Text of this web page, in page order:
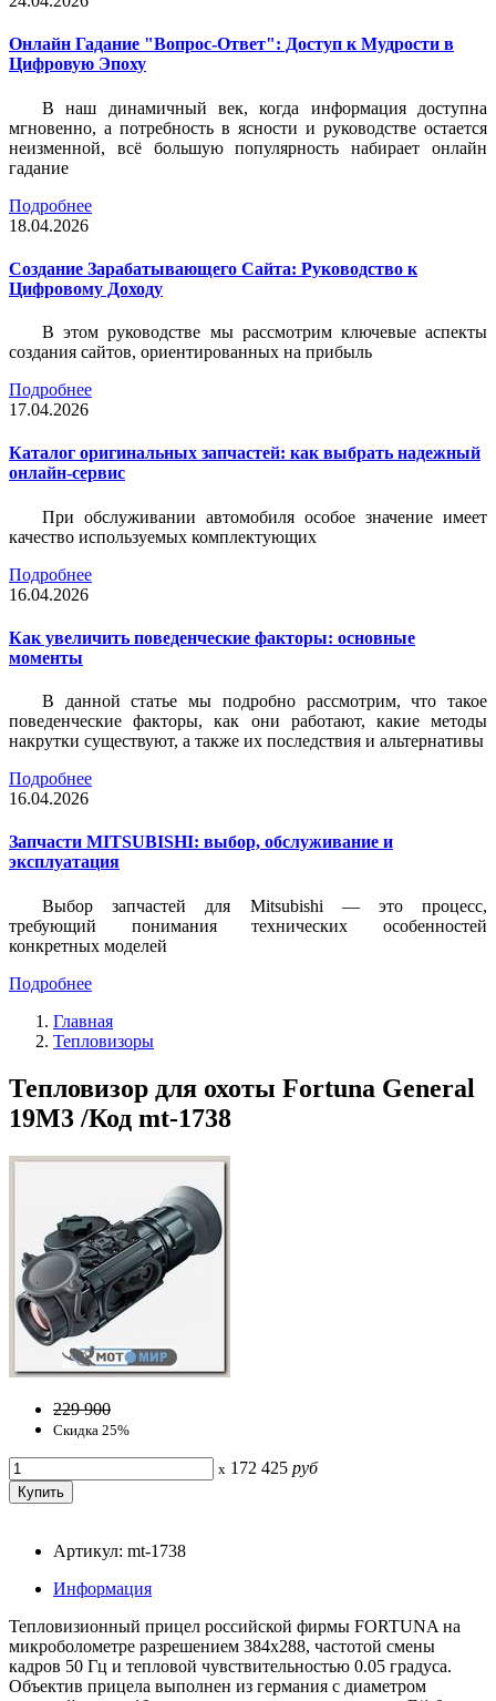
Онлайн Гадание "Вопрос-Ответ": Доступ к Мудрости в
Цифровую Эпоху
В наш динамичный век, когда информация доступна
мгновенно, а потребность в ясности и руководстве остается
неизменной, всё большую популярность набирает онлайн
гадание
Подробнее
18.04.2026
Создание Зарабатывающего Сайта: Руководство к
Цифровому Доходу
В этом руководстве мы рассмотрим ключевые аспекты
создания сайтов, ориентированных на прибыль
Подробнее
17.04.2026
Каталог оригинальных запчастей: как выбрать надежный
онлайн-сервис
При обслуживании автомобиля особое значение имеет
качество используемых комплектующих
Подробнее
16.04.2026
Как увеличить поведенческие факторы: основные
моменты
В данной статье мы подробно рассмотрим, что такое
поведенческие факторы, как они работают, какие методы
накрутки существуют, а также их последствия и альтернативы
Подробнее
16.04.2026
Запчасти MITSUBISHI: выбор, обслуживание и
эксплуатация
Выбор запчастей для Mitsubishi — это процесс,
требующий понимания технических особенностей
конкретных моделей
Подробнее
Главная
Тепловизоры
Тепловизор для охоты Fortuna General
19M3 /Код mt-1738
229 900
Скидка 25%
x 172 425 руб
Артикул: mt-1738
Информация
Тепловизионный прицел российской фирмы FORTUNA на
микроболометре разрешением 384х288, частотой смены
кадров 50 Гц и тепловой чувствительностью 0.05 градуса.
Объектив прицела выполнен из германия с диаметром